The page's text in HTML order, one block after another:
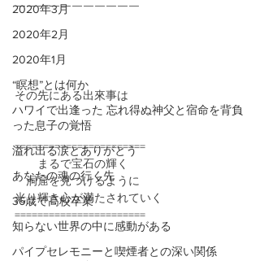
2020年3月
2020年2月
2020年1月
“瞑想”とは何か
ハワイで出逢った 忘れ得ぬ神父と宿命を背負
った息子の覚悟
溢れ出る涙とありがとう
あなたの魂の行く先
36歳で高校卒業
知らない世界の中に感動がある
パイプセレモニーと喫煙者との深い関係
￣￣￣￣￣￣￣￣￣￣￣
その先にある出來事は
=======================
まるで宝石の輝く
洞窟を見つけるように
光り輝き心が満たされていく
=======================